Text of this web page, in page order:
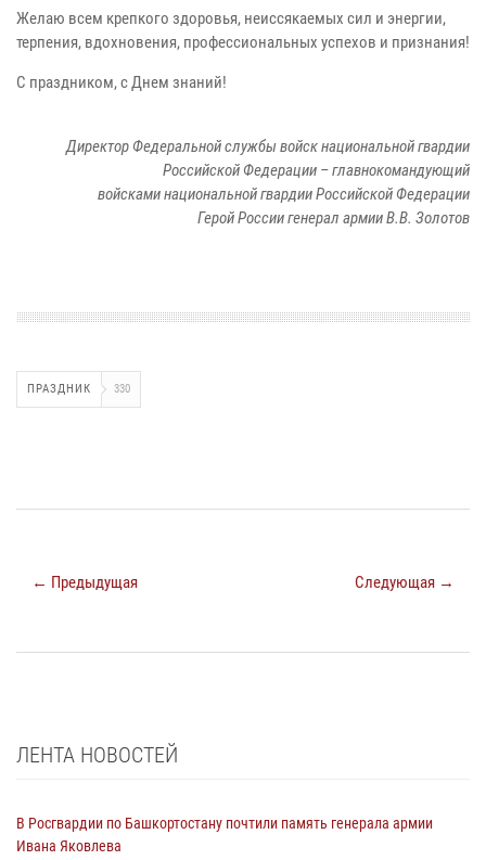
Желаю всем крепкого здоровья, неиссякаемых сил и энергии,
терпения, вдохновения, профессиональных успехов и признания!
С праздником, с Днем знаний!
Директор Федеральной службы войск национальной гвардии
Российской Федерации – главнокомандующий
войсками национальной гвардии Российской Федерации
Герой России генерал армии В.В. Золотов
ПРАЗДНИК 330
← Предыдущая Следующая →
ЛЕНТА НОВОСТЕЙ
В Росгвардии по Башкортостану почтили память генерала армии
Ивана Яковлева